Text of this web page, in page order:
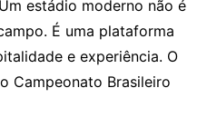
estádio moderno não é
É uma plataforma
e experiência. O
Campeonato Brasileiro